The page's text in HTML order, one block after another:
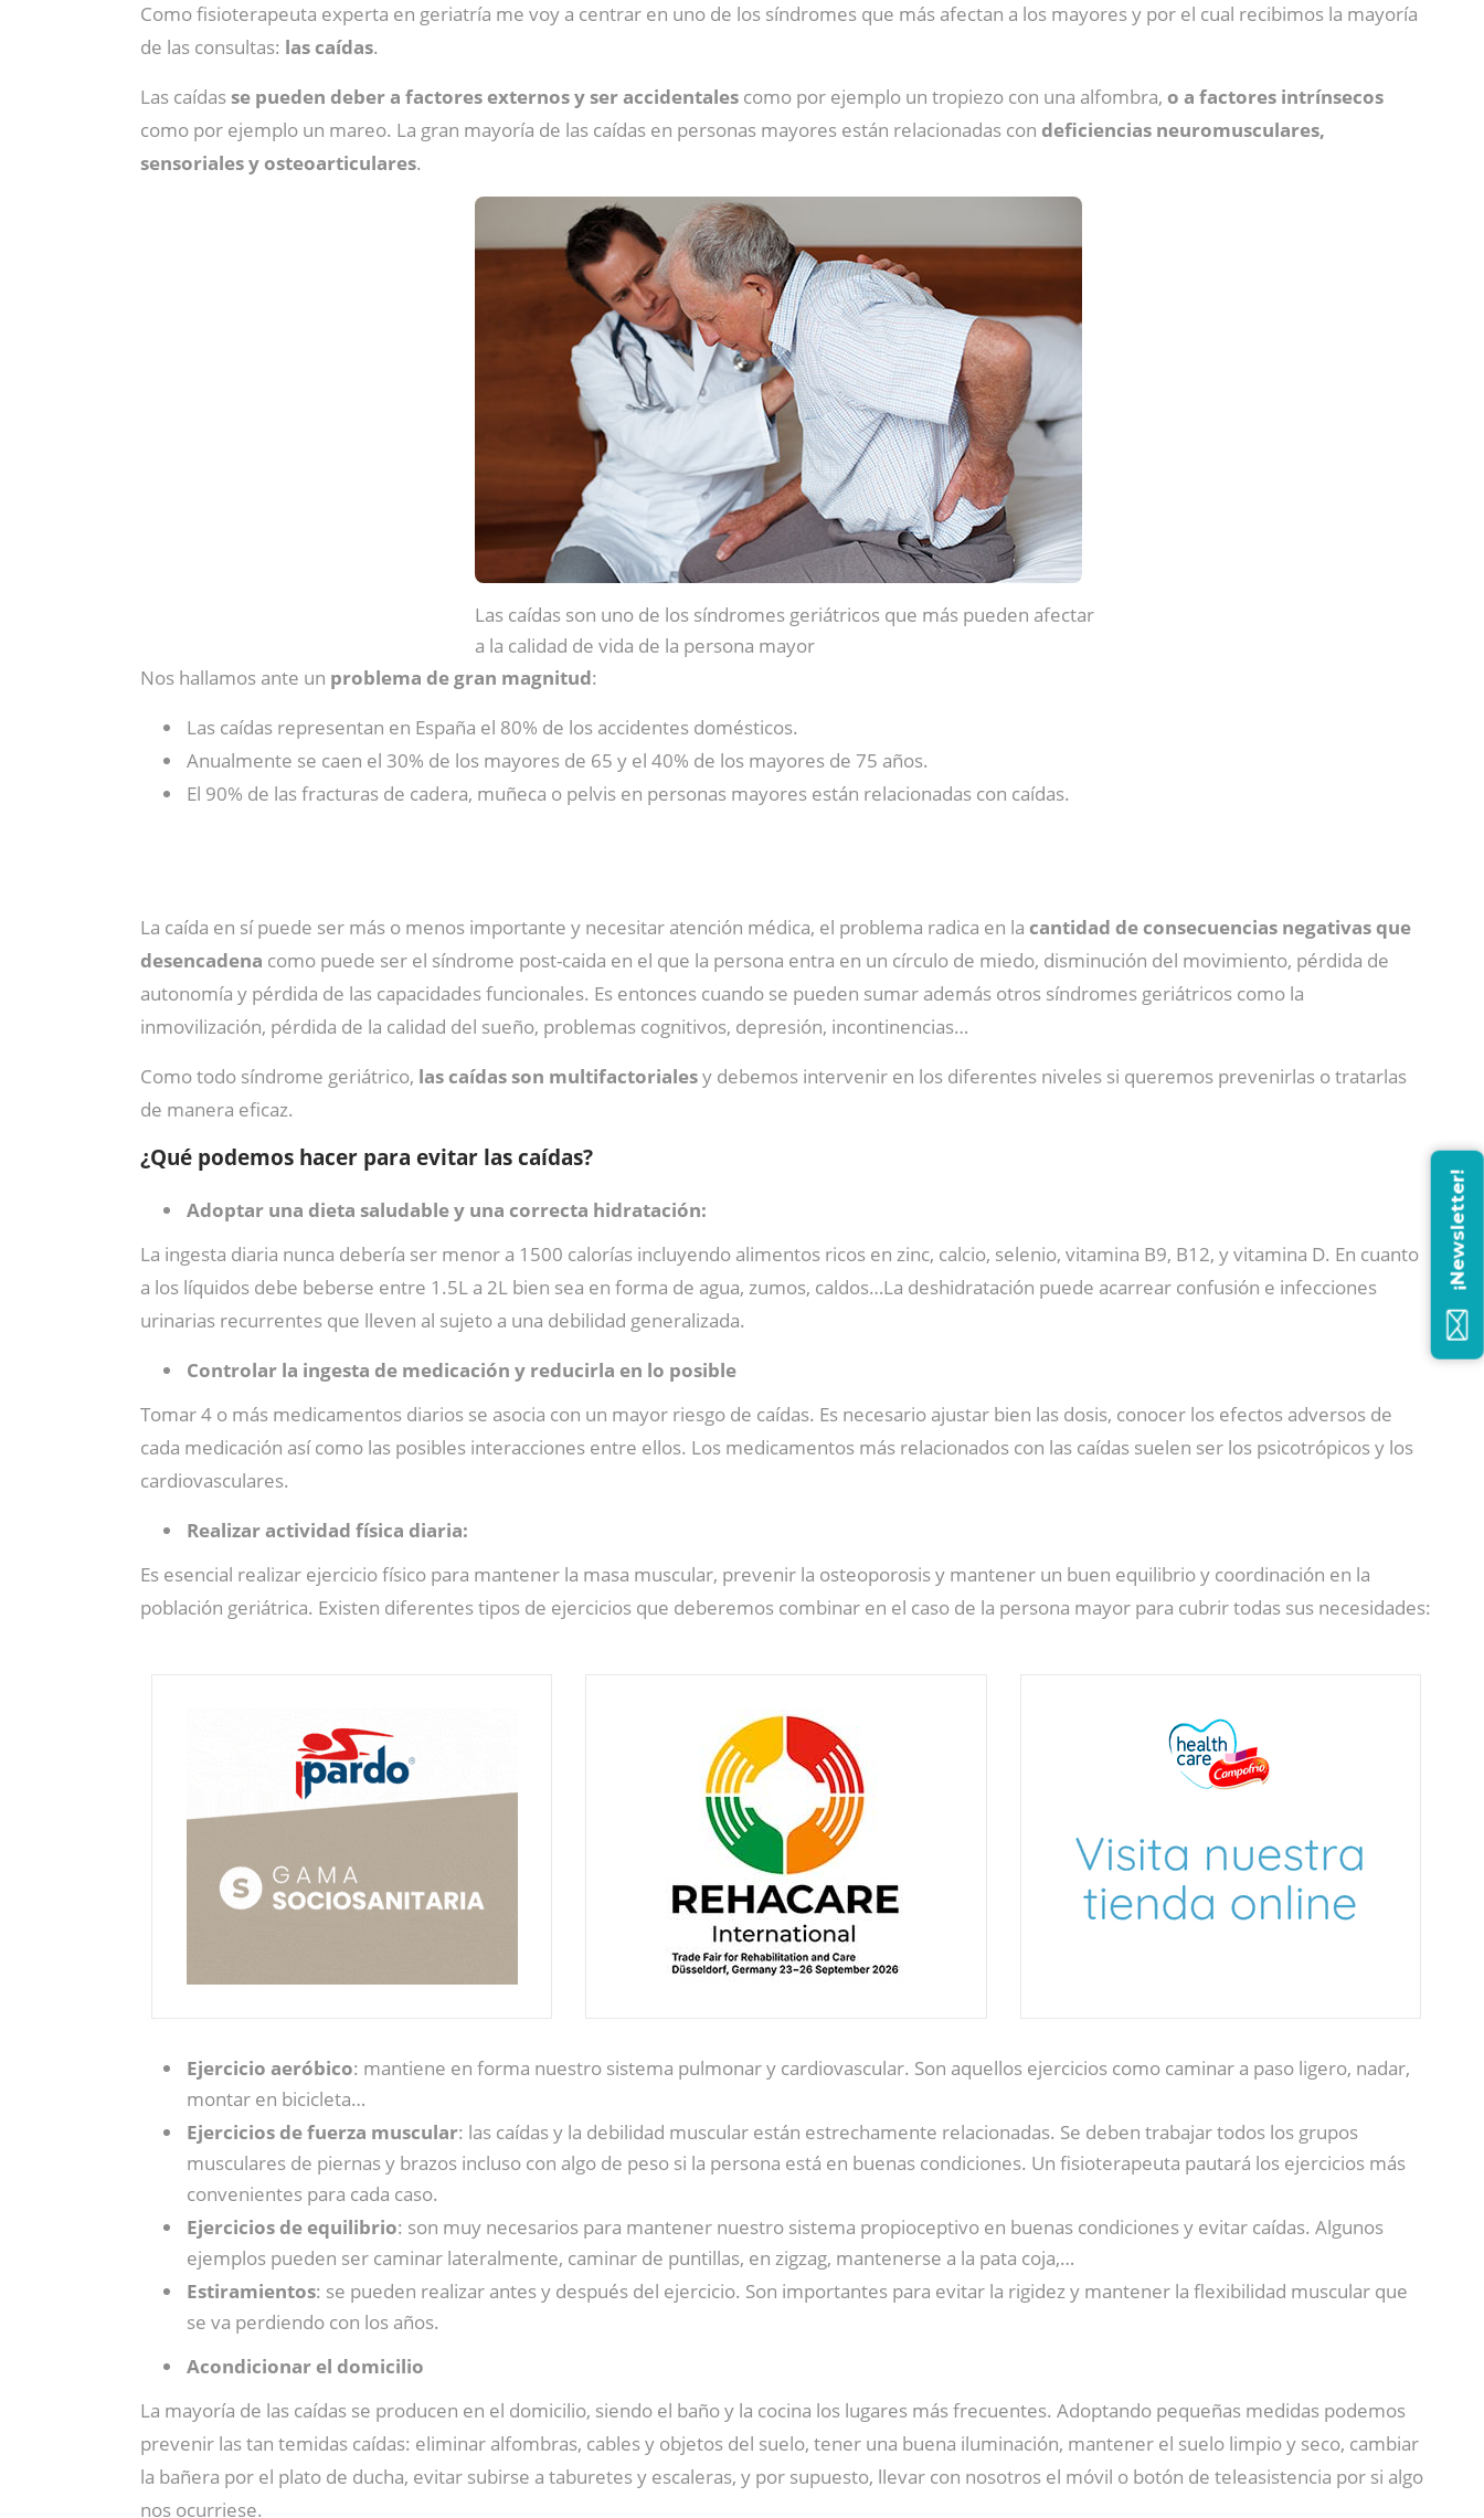
Como fisioterapeuta experta en geriatría me voy a centrar en uno de los síndromes que más afectan a los mayores y por el cual recibimos la mayoría
de las consultas: las caídas.
Las caídasse pueden deber a factores externos y ser accidentales como por ejemplo un tropiezo con una alfombra, o a factores intrínsecos
como por ejemplo un mareo. La gran mayoría de las caídas en personas mayores están relacionadas con deficiencias neuromusculares,
sensoriales y osteoarticulares.
Las caídas son uno de los síndromes geriátricos que más pueden afectar
a la calidad de vida de la persona mayor
Nos hallamos ante un problema de gran magnitud:
Las caídas representan en España el 80% de los accidentes domésticos.
Anualmente se caen el 30% de los mayores de 65 y el 40% de los mayores de 75 años.
El 90% de las fracturas de cadera, muñeca o pelvis en personas mayores están relacionadas con caídas.
La caída en sí puede ser más o menos importante y necesitar atención médica, el problema radica en la cantidad de consecuencias negativas que
desencadena como puede ser el síndrome post-caida en el que la persona entra en un círculo de miedo, disminución del movimiento, pérdida de
autonomía y pérdida de las capacidades funcionales. Es entonces cuando se pueden sumar además otros síndromes geriátricos como la
inmovilización, pérdida de la calidad del sueño, problemas cognitivos, depresión, incontinencias…
Como todo síndrome geriátrico, las caídas son multifactorialesy debemos intervenir en los diferentes niveles si queremos prevenirlas o tratarlas
de manera eficaz.
¿Qué podemos hacer para evitar las caídas?
Adoptar una dieta saludable y una correcta hidratación:
La ingesta diaria nunca debería ser menor a 1500 calorías incluyendo alimentos ricos en zinc, calcio, selenio, vitamina B9, B12, y vitamina D. En cuanto
a los líquidos debe beberse entre 1.5L a 2L bien sea en forma de agua, zumos, caldos…La deshidratación puede acarrear confusión e infecciones
urinarias recurrentes que lleven al sujeto a una debilidad generalizada.
Controlar la ingesta de medicación y reducirla en lo posible
Tomar 4 o más medicamentos diarios se asocia con un mayor riesgo de caídas. Es necesario ajustar bien las dosis, conocer los efectos adversos de
cada medicación así como las posibles interacciones entre ellos. Los medicamentos más relacionados con las caídas suelen ser los psicotrópicos y los
cardiovasculares.
Realizar actividad física diaria:
Es esencial realizar ejercicio físico para mantener la masa muscular, prevenir la osteoporosis y mantener un buen equilibrio y coordinación en la
población geriátrica. Existen diferentes tipos de ejercicios que deberemos combinar en el caso de la persona mayor para cubrir todas sus necesidades:
Ejercicio aeróbico: mantiene en forma nuestro sistema pulmonar y cardiovascular. Son aquellos ejercicios como caminar a paso ligero, nadar,
montar en bicicleta…
Ejercicios de fuerza muscular: las caídas y la debilidad muscular están estrechamente relacionadas. Se deben trabajar todos los grupos
musculares de piernas y brazos incluso con algo de peso si la persona está en buenas condiciones. Un fisioterapeuta pautará los ejercicios más
convenientes para cada caso.
Ejercicios de equilibrio: son muy necesarios para mantener nuestro sistema propioceptivo en buenas condiciones y evitar caídas. Algunos
ejemplos pueden ser caminar lateralmente, caminar de puntillas, en zigzag, mantenerse a la pata coja,…
Estiramientos: se pueden realizar antes y después del ejercicio. Son importantes para evitar la rigidez y mantener la flexibilidad muscular que
se va perdiendo con los años.
Acondicionar el domicilio
La mayoría de las caídas se producen en el domicilio, siendo el baño y la cocina los lugares más frecuentes. Adoptando pequeñas medidas podemos
prevenir las tan temidas caídas: eliminar alfombras, cables y objetos del suelo, tener una buena iluminación, mantener el suelo limpio y seco, cambiar
la bañera por el plato de ducha, evitar subirse a taburetes y escaleras, y por supuesto, llevar con nosotros el móvil o botón de teleasistencia por si algo
nos ocurriese.
¡Newsletter!